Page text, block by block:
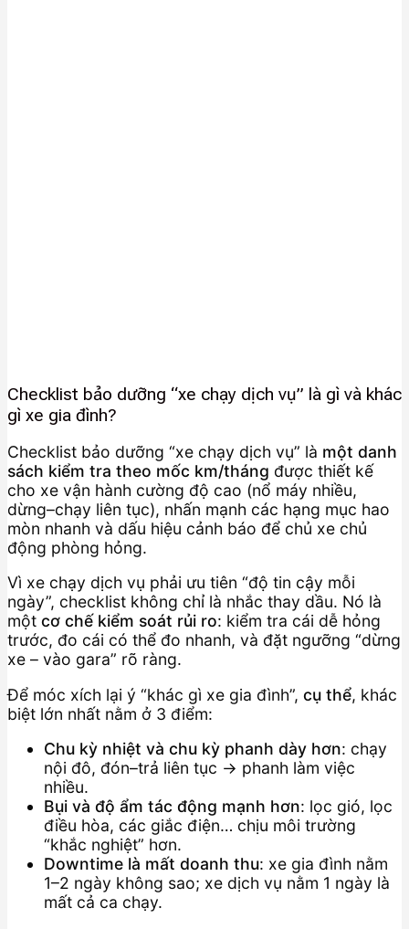
Checklist bảo dưỡng “xe chạy dịch vụ” là gì và khác
gì xe gia đình?
Checklist bảo dưỡng “xe chạy dịch vụ” là một danh
sách kiểm tra theo mốc km/tháng được thiết kế
cho xe vận hành cường độ cao (nổ máy nhiều,
dừng–chạy liên tục), nhấn mạnh các hạng mục hao
mòn nhanh và dấu hiệu cảnh báo để chủ xe chủ
động phòng hỏng.
Vì xe chạy dịch vụ phải ưu tiên “độ tin cậy mỗi
ngày”, checklist không chỉ là nhắc thay dầu. Nó là
một cơ chế kiểm soát rủi ro: kiểm tra cái dễ hỏng
trước, đo cái có thể đo nhanh, và đặt ngưỡng “dừng
xe – vào gara” rõ ràng.
Để móc xích lại ý “khác gì xe gia đình”, cụ thể, khác
biệt lớn nhất nằm ở 3 điểm:
Chu kỳ nhiệt và chu kỳ phanh dày hơn: chạy
nội đô, đón–trả liên tục → phanh làm việc
nhiều.
Bụi và độ ẩm tác động mạnh hơn: lọc gió, lọc
điều hòa, các giắc điện… chịu môi trường
“khắc nghiệt” hơn.
Downtime là mất doanh thu: xe gia đình nằm
1–2 ngày không sao; xe dịch vụ nằm 1 ngày là
mất cả ca chạy.